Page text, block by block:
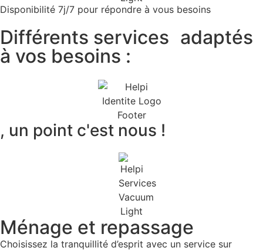
Disponibilité 7j/7 pour répondre à vous besoins
Différents services adaptés
à vos besoins :
, un point c'est nous !
Ménage et repassage
Choisissez la tranquillité d’esprit avec un service sur